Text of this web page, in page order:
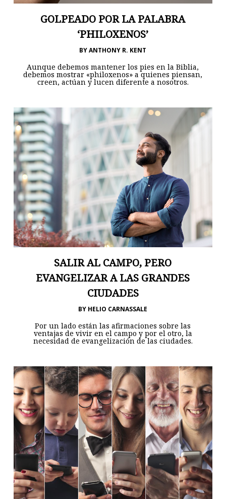
GOLPEADO POR LA PALABRA
‘PHILOXENOS’
BY ANTHONY R. KENT
Aunque debemos mantener los pies en la Biblia,
debemos mostrar «philoxenos» a quienes piensan,
creen, actúan y lucen diferente a nosotros.
SALIR AL CAMPO, PERO
EVANGELIZAR A LAS GRANDES
CIUDADES
BY HELIO CARNASSALE
Por un lado están las afirmaciones sobre las
ventajas de vivir en el campo y por el otro, la
necesidad de evangelización de las ciudades.